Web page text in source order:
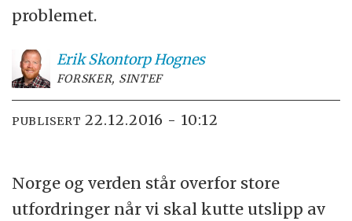
problemet.
Erik SkontorpHognes
FORSKER, SINTEF
PUBLISERT 22.12.2016 - 10:12
Norge og verden står overfor store
utfordringer når vi skal kutte utslipp av